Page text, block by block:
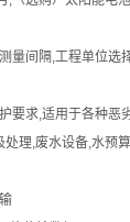
量间隔,工程单位选
要求,适用于各种恶
理,废水设备,水预